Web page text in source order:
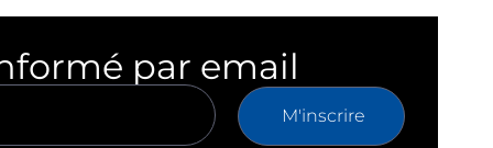
par email
M'inscrire